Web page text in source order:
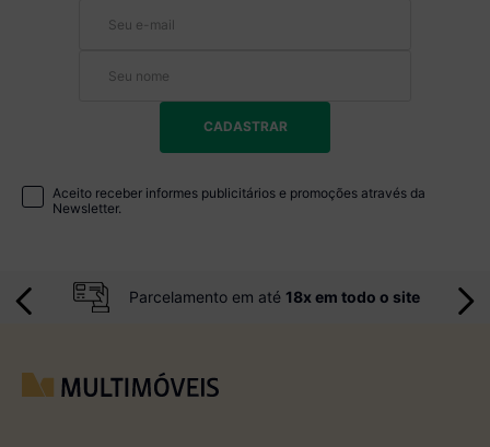
CADASTRAR
Aceito receber informes publicitários e promoções através da
Newsletter.
Parcelamento em até 18x em todo o site